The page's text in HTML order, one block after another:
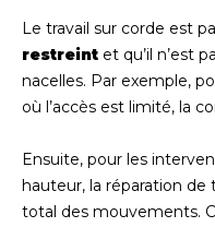
Le travail sur corde est
restreint et qu’il n’est
nacelles. Par exemple,
où l’accès est limité, la
Ensuite, pour les
hauteur, la réparation de
total des mouvements.